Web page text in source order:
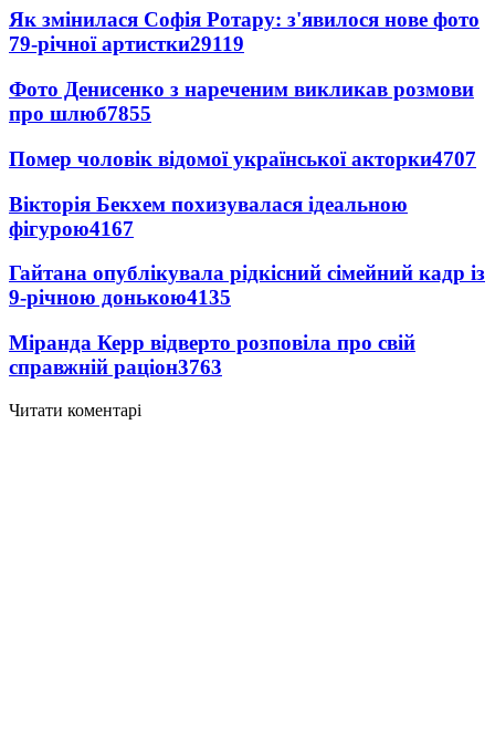
Як змінилася Софія Ротару: з'явилося нове фото
79-річної артистки29119
Фото Денисенко з нареченим викликав розмови
про шлюб7855
Помер чоловік відомої української акторки4707
Вікторія Бекхем похизувалася ідеальною
фігурою4167
Гайтана опублікувала рідкісний сімейний кадр із
9-річною донькою4135
Міранда Керр відверто розповіла про свій
справжній раціон3763
Читати коментарі